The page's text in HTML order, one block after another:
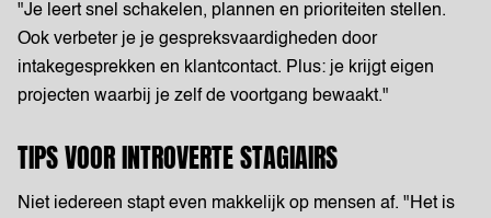
"Je leert snel schakelen, plannen en prioriteiten stellen.
Ook verbeter je je gespreksvaardigheden door
intakegesprekken en klantcontact. Plus: je krijgt eigen
projecten waarbij je zelf de voortgang bewaakt."
TIPS VOOR INTROVERTE STAGIAIRS
Niet iedereen stapt even makkelijk op mensen af. "Het is